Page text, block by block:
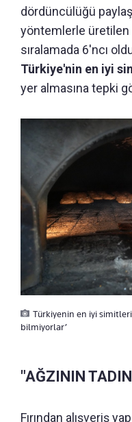
dördüncülüğü
yöntemlerle
sıralamada 6'ncı
Türkiye'nin en iyi
yer almasına tepki
Türkiyenin en iyi simitleri
bilmiyorlar’
"AĞZININ
Fırından alışveriş